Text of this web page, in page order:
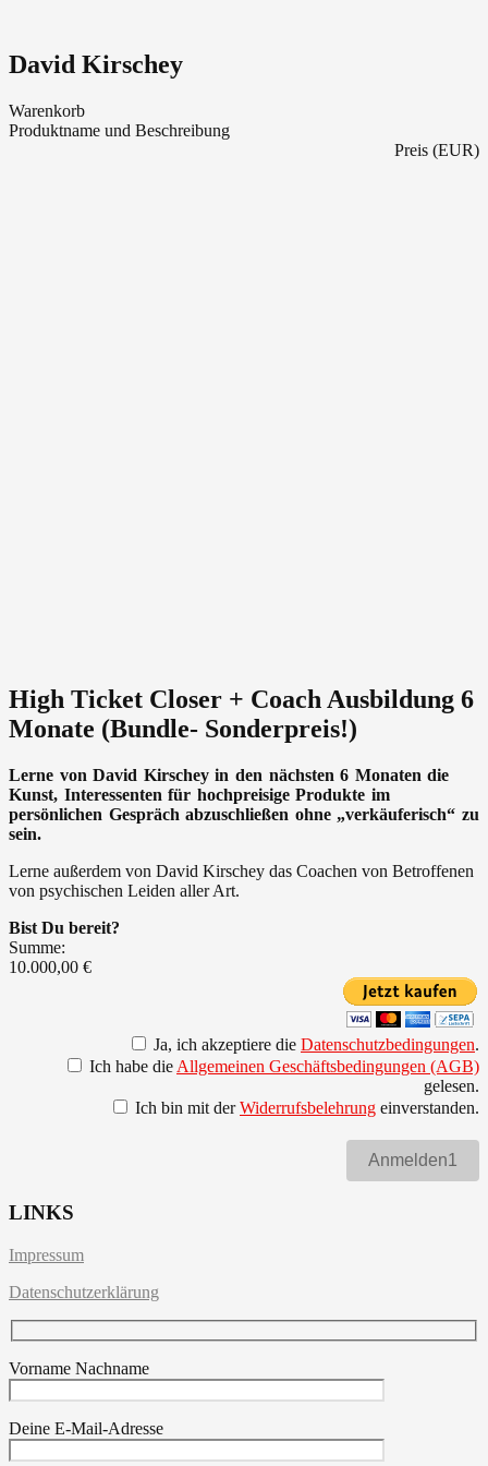
David Kirschey
Warenkorb
Produktname und Beschreibung
Preis (EUR)
High Ticket Closer + Coach Ausbildung 6
Monate (Bundle- Sonderpreis!)
Lerne von David Kirschey in den nächsten 6 Monaten die
Kunst, Interessenten für hochpreisige Produkte im
persönlichen Gespräch abzuschließen ohne „verkäuferisch“ zu
sein.
Lerne außerdem von David Kirschey das Coachen von Betroffenen
von psychischen Leiden aller Art.
Bist Du bereit?
Summe:
10.000,00 €
Ja, ich akzeptiere die Datenschutzbedingungen.
Ich habe die Allgemeinen Geschäftsbedingungen (AGB)
gelesen.
Ich bin mit derWiderrufsbelehrung einverstanden.
Anmelden1
LINKS
Impressum
Datenschutzerklärung
Vorname Nachname
Deine E-Mail-Adresse